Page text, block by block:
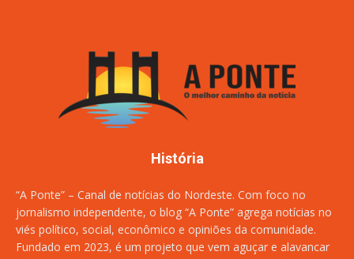
História
“A Ponte” – Canal de notícias do Nordeste. Com foco no
jornalismo independente, o blog “A Ponte” agrega notícias no
viés político, social, econômico e opiniões da comunidade.
Fundado em 2023, é um projeto que vem aguçar e alavancar